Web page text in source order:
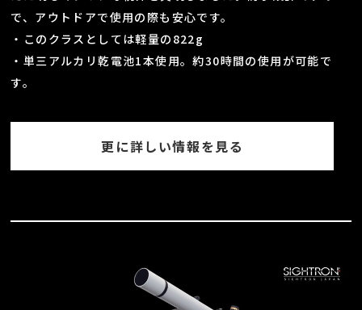
で、アウトドアで使用の際も安心です。
・このクラスとしては軽量の822g
・単三アルカリ乾電池1本使用。約30時間の使用が可能で
す。
更に詳しい情報を見る